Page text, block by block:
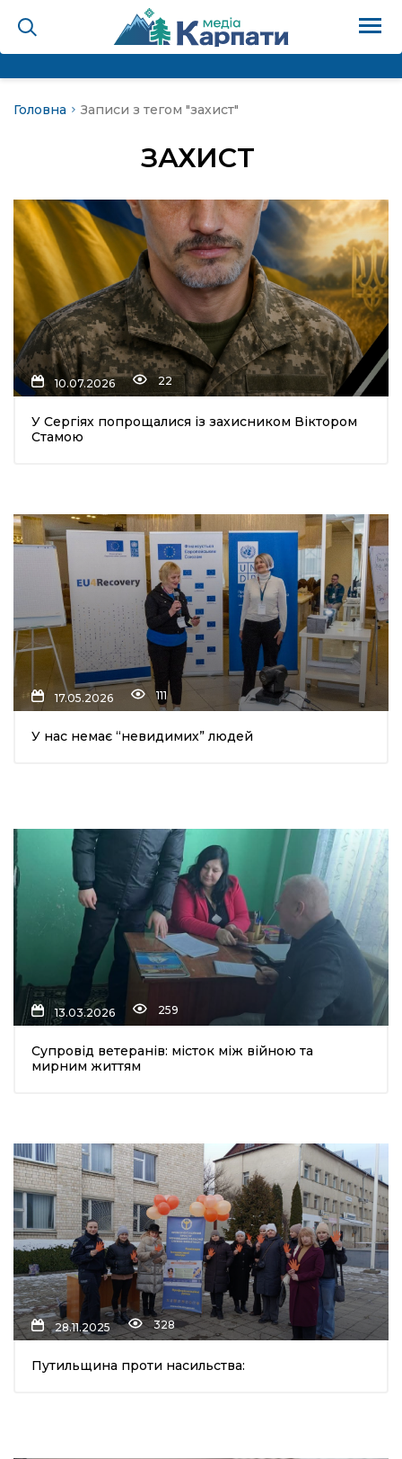
голос гірського
холєра, шо вповідає
Героям!
вісті
та контакти
Головна Записи з тегом "захист"
ЗАХИСТ
10.07.2026 22
У Сергіях попрощалися із захисником Віктором
Стамою
17.05.2026 111
У нас немає “невидимих” людей
13.03.2026 259
Супровід ветеранів: місток між війною та
мирним життям
28.11.2025 328
Путильщина проти насильства: